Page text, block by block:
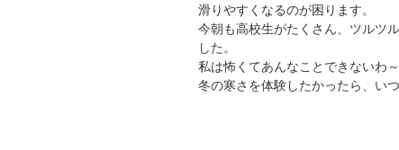
滑りやすくなるのが困ります。
今朝も高校生がたくさん、ツルツ
した。
私は怖くてあんなことできないわ～
冬の寒さを体験したかったら、い